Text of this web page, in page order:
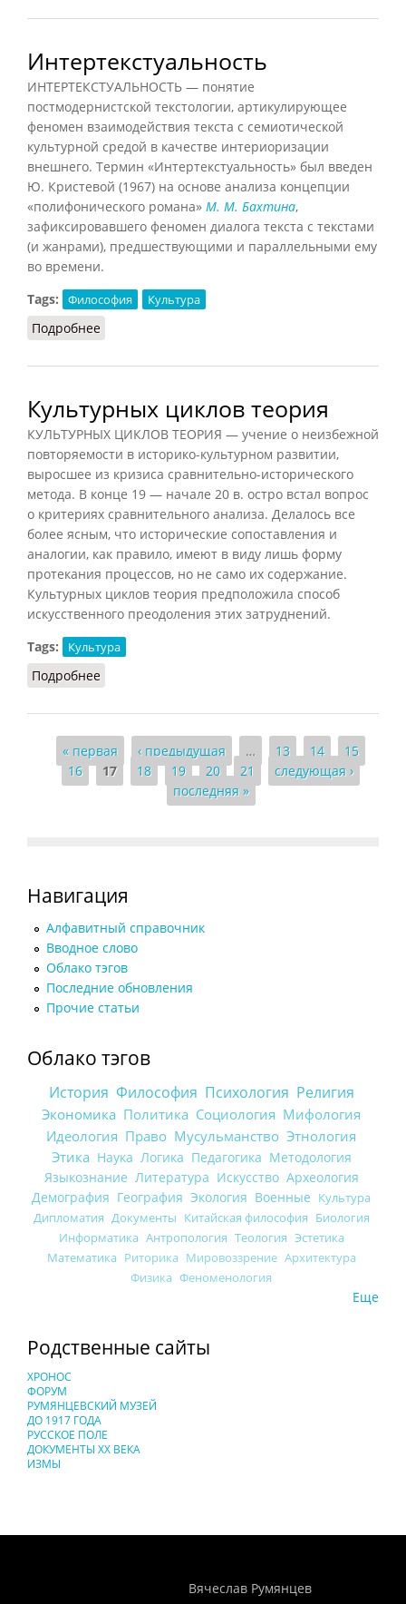
Интертекстуальность
ИНТЕРТЕКСТУАЛЬНОСТЬ — понятие
постмодернистской текстологии, артикулирующее
феномен взаимодействия текста с семиотической
культурной средой в качестве интериоризации
внешнего. Термин «Интертекстуальность» был введен
Ю. Кристевой (1967) на основе анализа концепции
«полифонического романа» М. М. Бахтина,
зафиксировавшего феномен диалога текста с текстами
(и жанрами), предшествующими и параллельными ему
во времени.
Tags:
Философия Культура
Подробнее
Культурных циклов теория
КУЛЬТУРНЫХ ЦИКЛОВ ТЕОРИЯ — учение о неизбежной
повторяемости в историко-культурном развитии,
выросшее из кризиса сравнительно-исторического
метода. В конце 19 — начале 20 в. остро встал вопрос
о критериях сравнительного анализа. Делалось все
более ясным, что исторические сопоставления и
аналогии, как правило, имеют в виду лишь форму
протекания процессов, но не само их содержание.
Культурных циклов теория предположила способ
искусственного преодоления этих затруднений.
Tags:
Культура
Подробнее
Страницы
« первая ‹ предыдущая … 13 14
15
16
17 18 19 20 21
следующая ›
последняя »
Навигация
Алфавитный справочник
Вводное слово
Облако тэгов
Последние обновления
Прочие статьи
Облако тэгов
История Философия Психология Религия
Экономика Политика Социология Мифология
Идеология Право Мусульманство Этнология
Этика Наука Логика Педагогика Методология
Языкознание Литература Искусство Археология
Демография География Экология Военные Культура
Дипломатия Документы Китайская философия Биология
Информатика Антропология Теология Эстетика
Математика Риторика Мировоззрение Архитектура
Физика Феноменология
Еще
Родственные сайты
ХРОНОС
ФОРУМ
РУМЯНЦЕВСКИЙ МУЗЕЙ
ДО 1917 ГОДА
РУССКОЕ ПОЛЕ
ДОКУМЕНТЫ XX ВЕКА
ИЗМЫ
Вячеслав Румянцев